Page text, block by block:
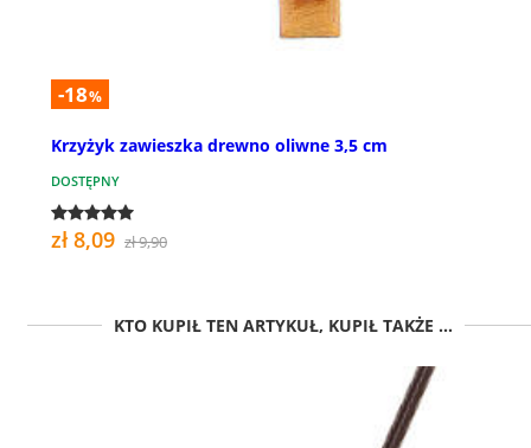
-18%
Krzyżyk zawieszka drewno oliwne 3,5 cm
DOSTĘPNY
zł 8,09 zł 9,90
KTO KUPIŁ TEN ARTYKUŁ, KUPIŁ TAKŻE ...